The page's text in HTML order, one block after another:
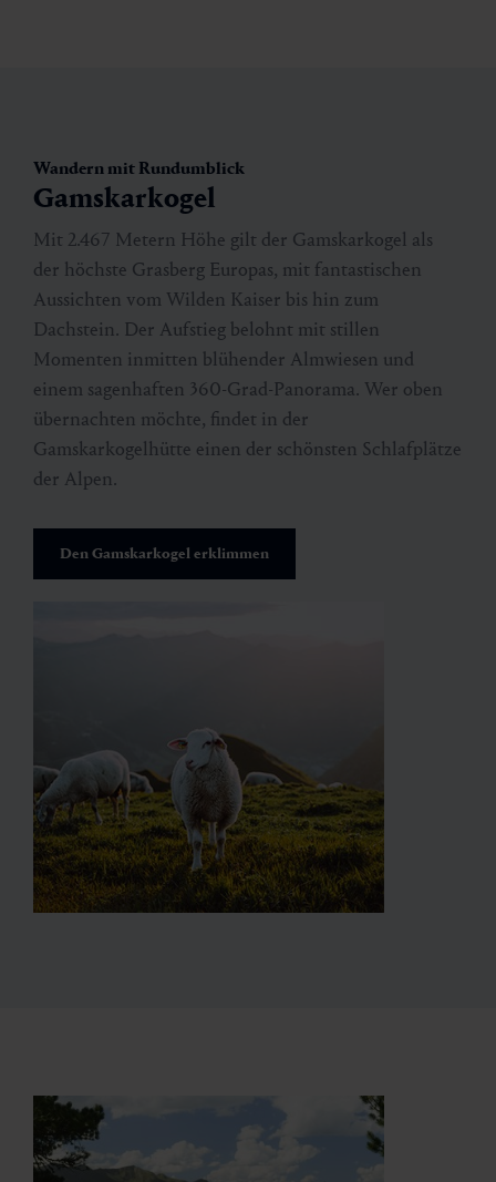
Wandern mit Rundumblick
Gamskarkogel
Mit 2.467 Metern Höhe gilt der Gamskarkogel als
der höchste Grasberg Europas, mit fantastischen
Aussichten vom Wilden Kaiser bis hin zum
Dachstein. Der Aufstieg belohnt mit stillen
Momenten inmitten blühender Almwiesen und
einem sagenhaften 360-Grad-Panorama. Wer oben
übernachten möchte, findet in der
Gamskarkogelhütte einen der schönsten Schlafplätze
der Alpen.
Den Gamskarkogel erklimmen